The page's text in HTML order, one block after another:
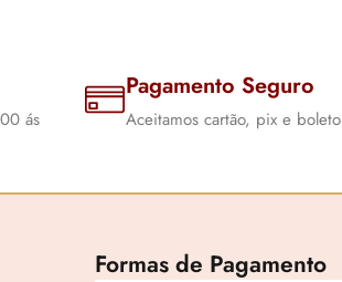
ás
Pagamento Seguro
Aceitamos cartão, pix e boleto
Formas de Pagamento